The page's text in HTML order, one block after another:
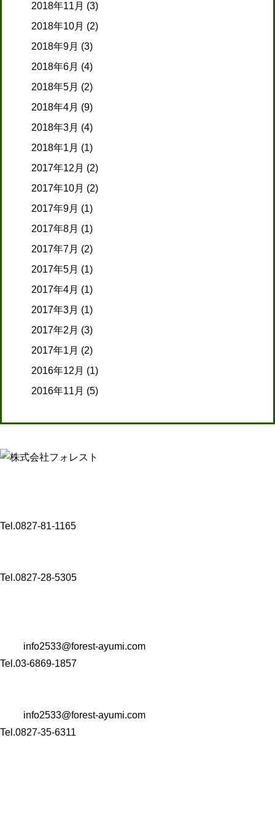
2018年11月 (3)
2018年10月 (2)
2018年9月 (3)
2018年6月 (4)
2018年5月 (2)
2018年4月 (9)
2018年3月 (4)
2018年1月 (1)
2017年12月 (2)
2017年10月 (2)
2017年9月 (1)
2017年8月 (1)
2017年7月 (2)
2017年5月 (1)
2017年4月 (1)
2017年3月 (1)
2017年2月 (3)
2017年1月 (2)
2016年12月 (1)
2016年11月 (5)
Tel.0827-81-1165
Tel.0827-28-5305
info2533@forest-ayumi.com
Tel.03-6869-1857
info2533@forest-ayumi.com
Tel.0827-35-6311